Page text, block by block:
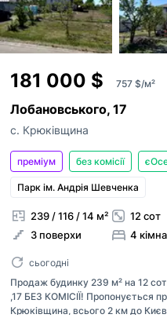
181 000 $ 757 $/м²
Лобановського, 17
с. Крюківщина
преміум без комісії
Парк ім. Андрія Шевченка
239 / 116 / 14 м²
3 поверхи
12 сот
4
сьогодні
Продаж будинку 239 м² на 12
,17 БЕЗ КОМІСІЇ! Пропонується
Крюківщина, всього 2 км до